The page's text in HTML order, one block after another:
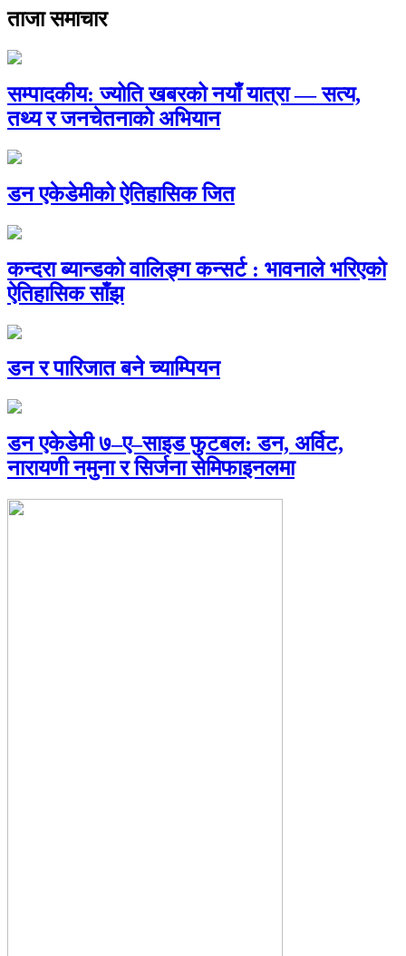
ताजा समाचार
सम्पादकीय: ज्योति खबरको नयाँ यात्रा — सत्य,
तथ्य र जनचेतनाको अभियान
डन एकेडेमीको ऐतिहासिक जित
कन्दरा ब्यान्डको वालिङ्ग कन्सर्ट : भावनाले भरिएको
ऐतिहासिक साँझ
डन र पारिजात बने च्याम्पियन
डन एकेडेमी ७–ए–साइड फुटबल: डन, अर्विट,
नारायणी नमुना र सिर्जना सेमिफाइनलमा